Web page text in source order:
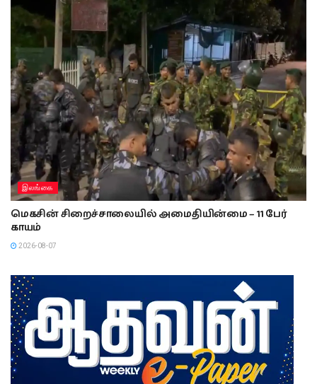
இலங்கை
மெகசின் சிறைச்சாலையில் அமைதியின்மை – 11 பேர்
காயம்
2026-08-07